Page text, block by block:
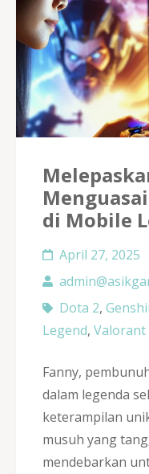
di Mobile
April 27, 2025
Dota 2,
Legend, Valorant
Fanny,
dalam legenda
keterampilan
musuh yang
mendebarkan